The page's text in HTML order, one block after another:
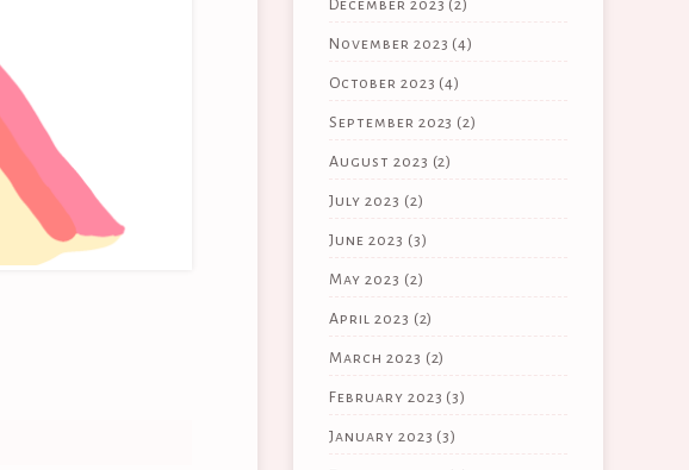
December 2023 (2)
November 2023 (4)
October 2023 (4)
September 2023 (2)
August 2023 (2)
July 2023 (2)
June 2023 (3)
May 2023 (2)
April 2023 (2)
March 2023 (2)
February 2023 (3)
January 2023 (3)